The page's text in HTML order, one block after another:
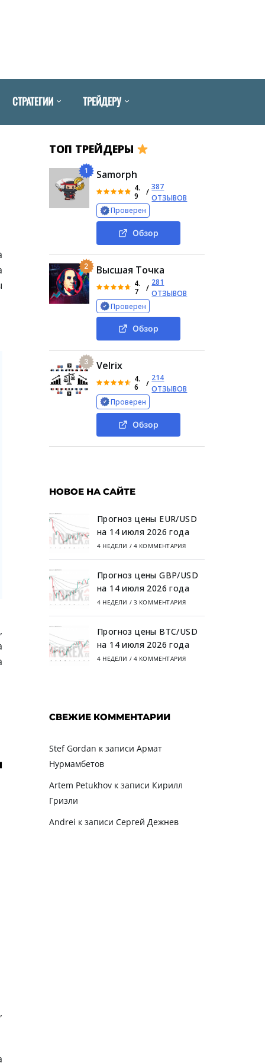
СТРАТЕГИИ ТРЕЙДЕРУ
ТОП ТРЕЙДЕРЫ
1 Samorph
4.
9
/
387
ОТЗЫВОВ
Проверен
Обзор
2 Высшая Точка
4.
7
/
281
ОТЗЫВОВ
Проверен
Обзор
3 Velrix
4.
6
/
214
ОТЗЫВОВ
Проверен
Обзор
НОВОЕ НА САЙТЕ
Прогноз цены EUR/USD
на 14 июля 2026 года
4 НЕДЕЛИ / 4 КОММЕНТАРИЯ
Прогноз цены GBP/USD
на 14 июля 2026 года
4 НЕДЕЛИ / 3 КОММЕНТАРИЯ
Прогноз цены BTC/USD
на 14 июля 2026 года
4 НЕДЕЛИ / 4 КОММЕНТАРИЯ
СВЕЖИЕ КОММЕНТАРИИ
Stef Gordan к записи Армат
Нурмамбетов
Artem Petukhovк записи Кирилл
Гризли
Andrei к записи Сергей Дежнев